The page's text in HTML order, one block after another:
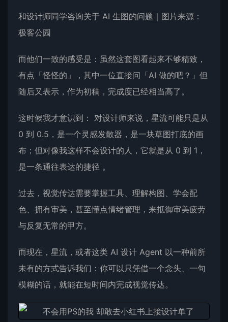
和设计师同学咨询关于 AI 生图的问题｜图片来源：
极客公园
而他们一致的感受是：虽然这套图看起来不够精致，
有点「怪怪的」，其中一位直接问「AI 做的吧？」但
随后又表示，作为初稿，完成度已经相当高了。
这时候我才意识到： 对设计师来说，星流可能只是从
0 到 0.5，是一个灵感发散器，是一块草图打底的画
布；但对像我这样不会设计的人，它就是从 0 到 1，
是一条通往表达的捷径 。
过去，视觉传达需要掌握工具、理解构图、学会配
色、拥有审美，甚至懂点情绪管理，来抵御审美疲劳
与反复无常的甲方。
而现在，星流，或者这类 AI 设计 Agent 以一种前所
未有的方式告诉我们：你可以只凭借一个念头、一句
模糊的话，就能在短时间内完成视觉传达。